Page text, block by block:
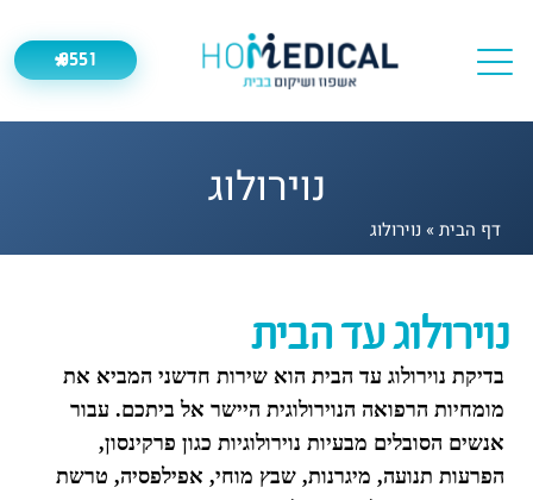
*9551
נוירולוג
דף הבית» נוירולוג
נוירולוג עד הבית
בדיקת נוירולוג עד הבית הוא שירות חדשני המביא את
מומחיות הרפואה הנוירולוגית היישר אל ביתכם. עבור
אנשים הסובלים מבעיות נוירולוגיות כגון פרקינסון,
הפרעות תנועה, מיגרנות, שבץ מוחי, אפילפסיה, טרשת